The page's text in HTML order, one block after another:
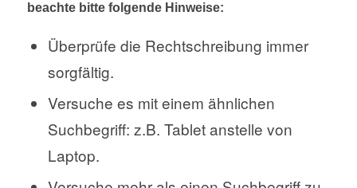
beachte bitte folgende Hinweise:
Überprüfe die Rechtschreibung immer
sorgfältig.
Versuche es mit einem ähnlichen
Suchbegriff: z.B. Tablet anstelle von
Laptop.